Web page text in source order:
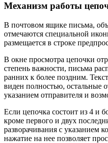
Механизм работы
В почтовом ящике письма,
отмечаются специальной
размещается в строке
В окне просмотра цепочки
степень важности, письма
ранних к более поздним.
виден полностью, остальные
указанием отправителя и
Если цепочка состоит из 4 и
кроме первого и двух
разворачивания с указанием
нажатие на нее позволяет